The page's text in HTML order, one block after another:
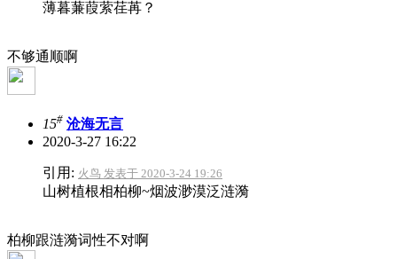
薄暮蒹葭萦荏苒？
不够通顺啊
15# 沧海无言
2020-3-27 16:22
引用: 火鸟 发表于 2020-3-24 19:26
山树植根相柏柳~烟波渺漠泛涟漪
柏柳跟涟漪词性不对啊